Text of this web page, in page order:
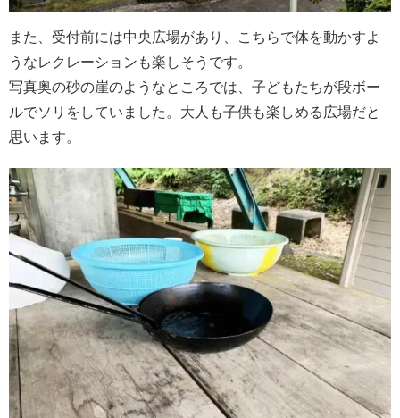
また、受付前には中央広場があり、こちらで体を動かすよ
うなレクレーションも楽しそうです。
写真奥の砂の崖のようなところでは、子どもたちが段ボー
ルでソリをしていました。大人も子供も楽しめる広場だと
思います。